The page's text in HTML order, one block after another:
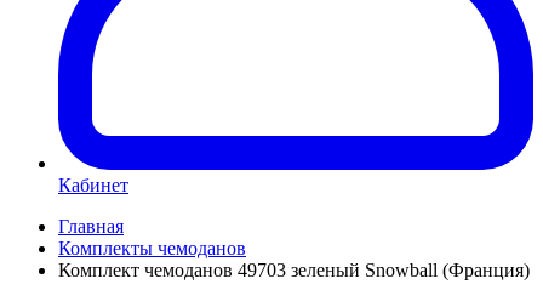
Кабинет
Главная
Комплекты чемоданов
Комплект чемоданов 49703 зеленый Snowball (Франция)